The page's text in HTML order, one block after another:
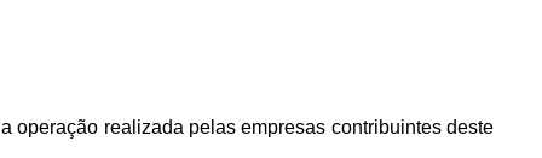
operação realizada pelas empresas contribuintes deste